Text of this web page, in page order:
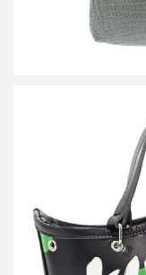
コムデギャルソン
ッセー